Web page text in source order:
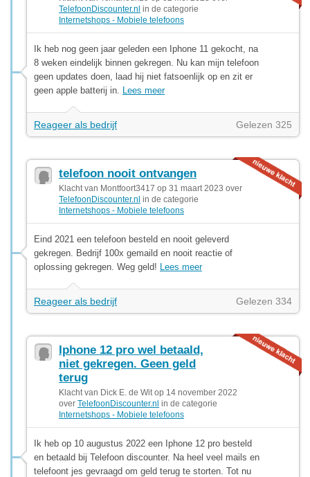
TelefoonDiscounter.nl in de categorie
Internetshops - Mobiele telefoons
Ik heb nog geen jaar geleden een Iphone 11 gekocht, na
8 weken eindelijk binnen gekregen. Nu kan mijn telefoon
geen updates doen, laad hij niet fatsoenlijk op en zit er
geen apple batterij in. Lees meer
Reageer als bedrijf Gelezen 325
telefoon nooit ontvangen
Klacht van Montfoort3417 op 31 maart 2023 over
TelefoonDiscounter.nl in de categorie
Internetshops - Mobiele telefoons
Eind 2021 een telefoon besteld en nooit geleverd
gekregen. Bedrijf 100x gemaild en nooit reactie of
oplossing gekregen. Weg geld! Lees meer
Reageer als bedrijf Gelezen 334
Iphone 12 pro wel betaald,
niet gekregen. Geen geld
terug
Klacht van Dick E. de Wit op 14 november 2022
over TelefoonDiscounter.nl in de categorie
Internetshops - Mobiele telefoons
Ik heb op 10 augustus 2022 een Iphone 12 pro besteld
en betaald bij Telefoon discounter. Na heel veel mails en
telefoont jes gevraagd om geld terug te storten. Tot nu